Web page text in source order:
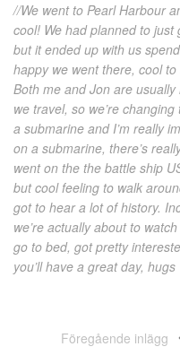
//We went to Pearl Harbour
cool! We had planned to
but it ended up with us
happy we went there, cool
Both me and Jon are
we travel, so we’re
a submarine and I’m really
on a submarine, there’s
went on the the battle ship
but cool feeling to walk
got to hear a lot of history.
we’re actually about to
go to bed, got pretty
you’ll have a great day, hugs
Föregående inlägg